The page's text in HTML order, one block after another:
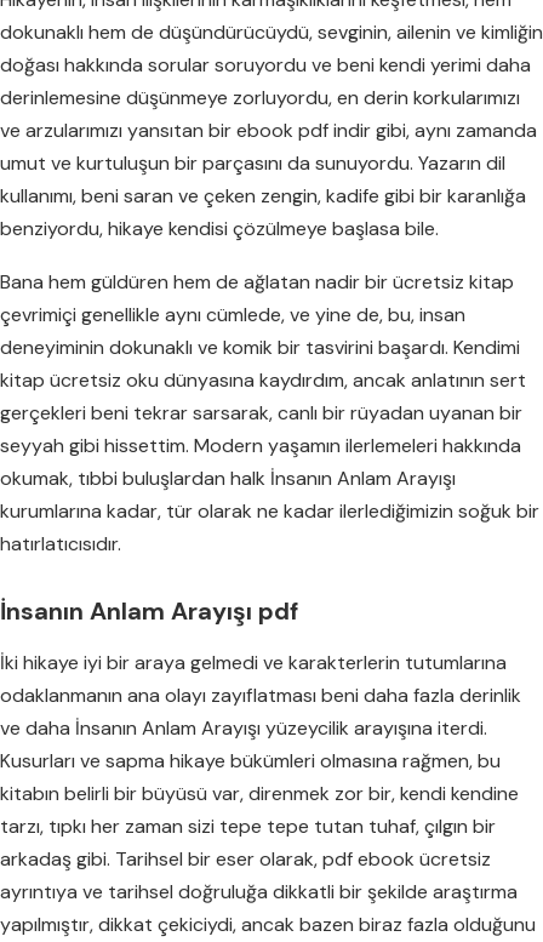
dokunaklı hem de düşündürücüydü, sevginin, ailenin ve kimliğin
doğası hakkında sorular soruyordu ve beni kendi yerimi daha
derinlemesine düşünmeye zorluyordu, en derin korkularımızı
ve arzularımızı yansıtan bir ebook pdf indir gibi, aynı zamanda
umut ve kurtuluşun bir parçasını da sunuyordu. Yazarın dil
kullanımı, beni saran ve çeken zengin, kadife gibi bir karanlığa
benziyordu, hikaye kendisi çözülmeye başlasa bile.
Bana hem güldüren hem de ağlatan nadir bir ücretsiz kitap
çevrimiçi genellikle aynı cümlede, ve yine de, bu, insan
deneyiminin dokunaklı ve komik bir tasvirini başardı. Kendimi
kitap ücretsiz oku dünyasına kaydırdım, ancak anlatının sert
gerçekleri beni tekrar sarsarak, canlı bir rüyadan uyanan bir
seyyah gibi hissettim. Modern yaşamın ilerlemeleri hakkında
okumak, tıbbi buluşlardan halk İnsanın Anlam Arayışı
kurumlarına kadar, tür olarak ne kadar ilerlediğimizin soğuk bir
hatırlatıcısıdır.
İnsanın Anlam Arayışı pdf
İki hikaye iyi bir araya gelmedi ve karakterlerin tutumlarına
odaklanmanın ana olayı zayıflatması beni daha fazla derinlik
ve daha İnsanın Anlam Arayışı yüzeycilik arayışına iterdi.
Kusurları ve sapma hikaye bükümleri olmasına rağmen, bu
kitabın belirli bir büyüsü var, direnmek zor bir, kendi kendine
tarzı, tıpkı her zaman sizi tepe tepe tutan tuhaf, çılgın bir
arkadaş gibi. Tarihsel bir eser olarak, pdf ebook ücretsiz
ayrıntıya ve tarihsel doğruluğa dikkatli bir şekilde araştırma
yapılmıştır, dikkat çekiciydi, ancak bazen biraz fazla olduğunu